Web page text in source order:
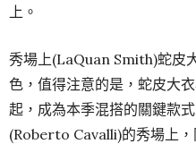
上。
秀場上(LaQuan Smith)蛇皮
色，值得注意的是，蛇皮大
起，成為本季混搭的關鍵款
(Roberto Cavalli)的秀場上